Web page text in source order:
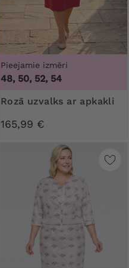
Pieejamie izmēri
48, 50, 52, 54
Rozā uzvalks ar apkakli
165,99 €